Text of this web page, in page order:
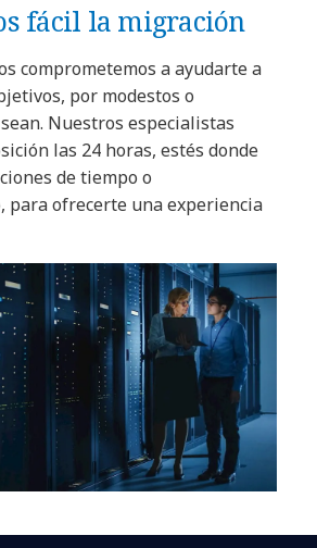
fácil la migración
comprometemos a ayudarte a
por modestos o
Nuestros especialistas
las 24 horas, estés donde
de tiempo o
para ofrecerte una experiencia